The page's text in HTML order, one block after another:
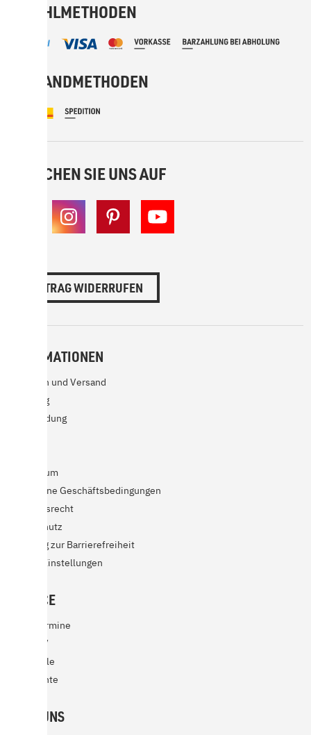
BEZAHLMETHODEN
VERSANDMETHODEN
BESUCHEN SIE UNS AUF
VERTRAG WIDERRUFEN
INFORMATIONEN
Zahlarten und Versand
Abholung
Rücksendung
Impressum
Allgemeine Geschäftsbedingungen
Widerrufsrecht
Datenschutz
Erklärung zur Barrierefreiheit
Cookie-Einstellungen
SERVICE
Messetermine
BImSchV
Ersatzteile
Dokumente
ÜBER UNS